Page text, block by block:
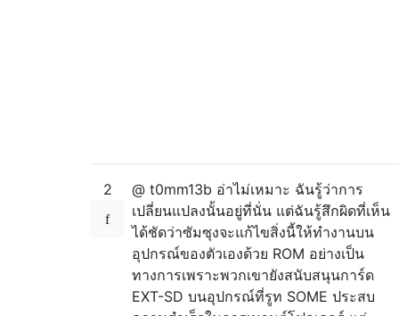
2
@ t0mm13b อ่าไม่เหมาะ ฉันรู้ว่าการ
เปลี่ยนแปลงนั้นอยู่ที่นั่น แต่ฉันรู้สึกผิดที่เห็น
ได้ชัดว่าซัมซุงจะแก้ไขสิ่งนี้ให้ทำงานบน
อุปกรณ์ของตัวเองด้วย ROM อย่างเป็น
ทางการเพราะพวกเขายังสนับสนุนการ์ด
EXT-SD บนอุปกรณ์ที่รูท SOME ประสบ